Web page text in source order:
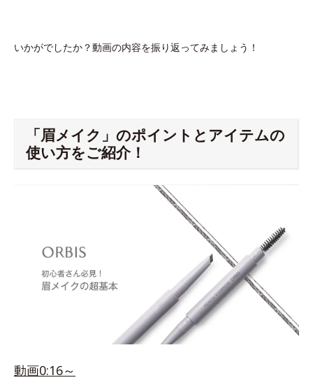
いかがでしたか？動画の内容を振り返ってみましょう！
「眉メイク」のポイントとアイテムの
使い方をご紹介！
動画0:16～